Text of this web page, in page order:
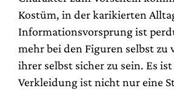
Kostüm, in der karikierten
Informationsvorsprung ist
mehr bei den Figuren selbst zu
ihrer selbst sicher zu sein. Es
Verkleidung ist nicht nur eine